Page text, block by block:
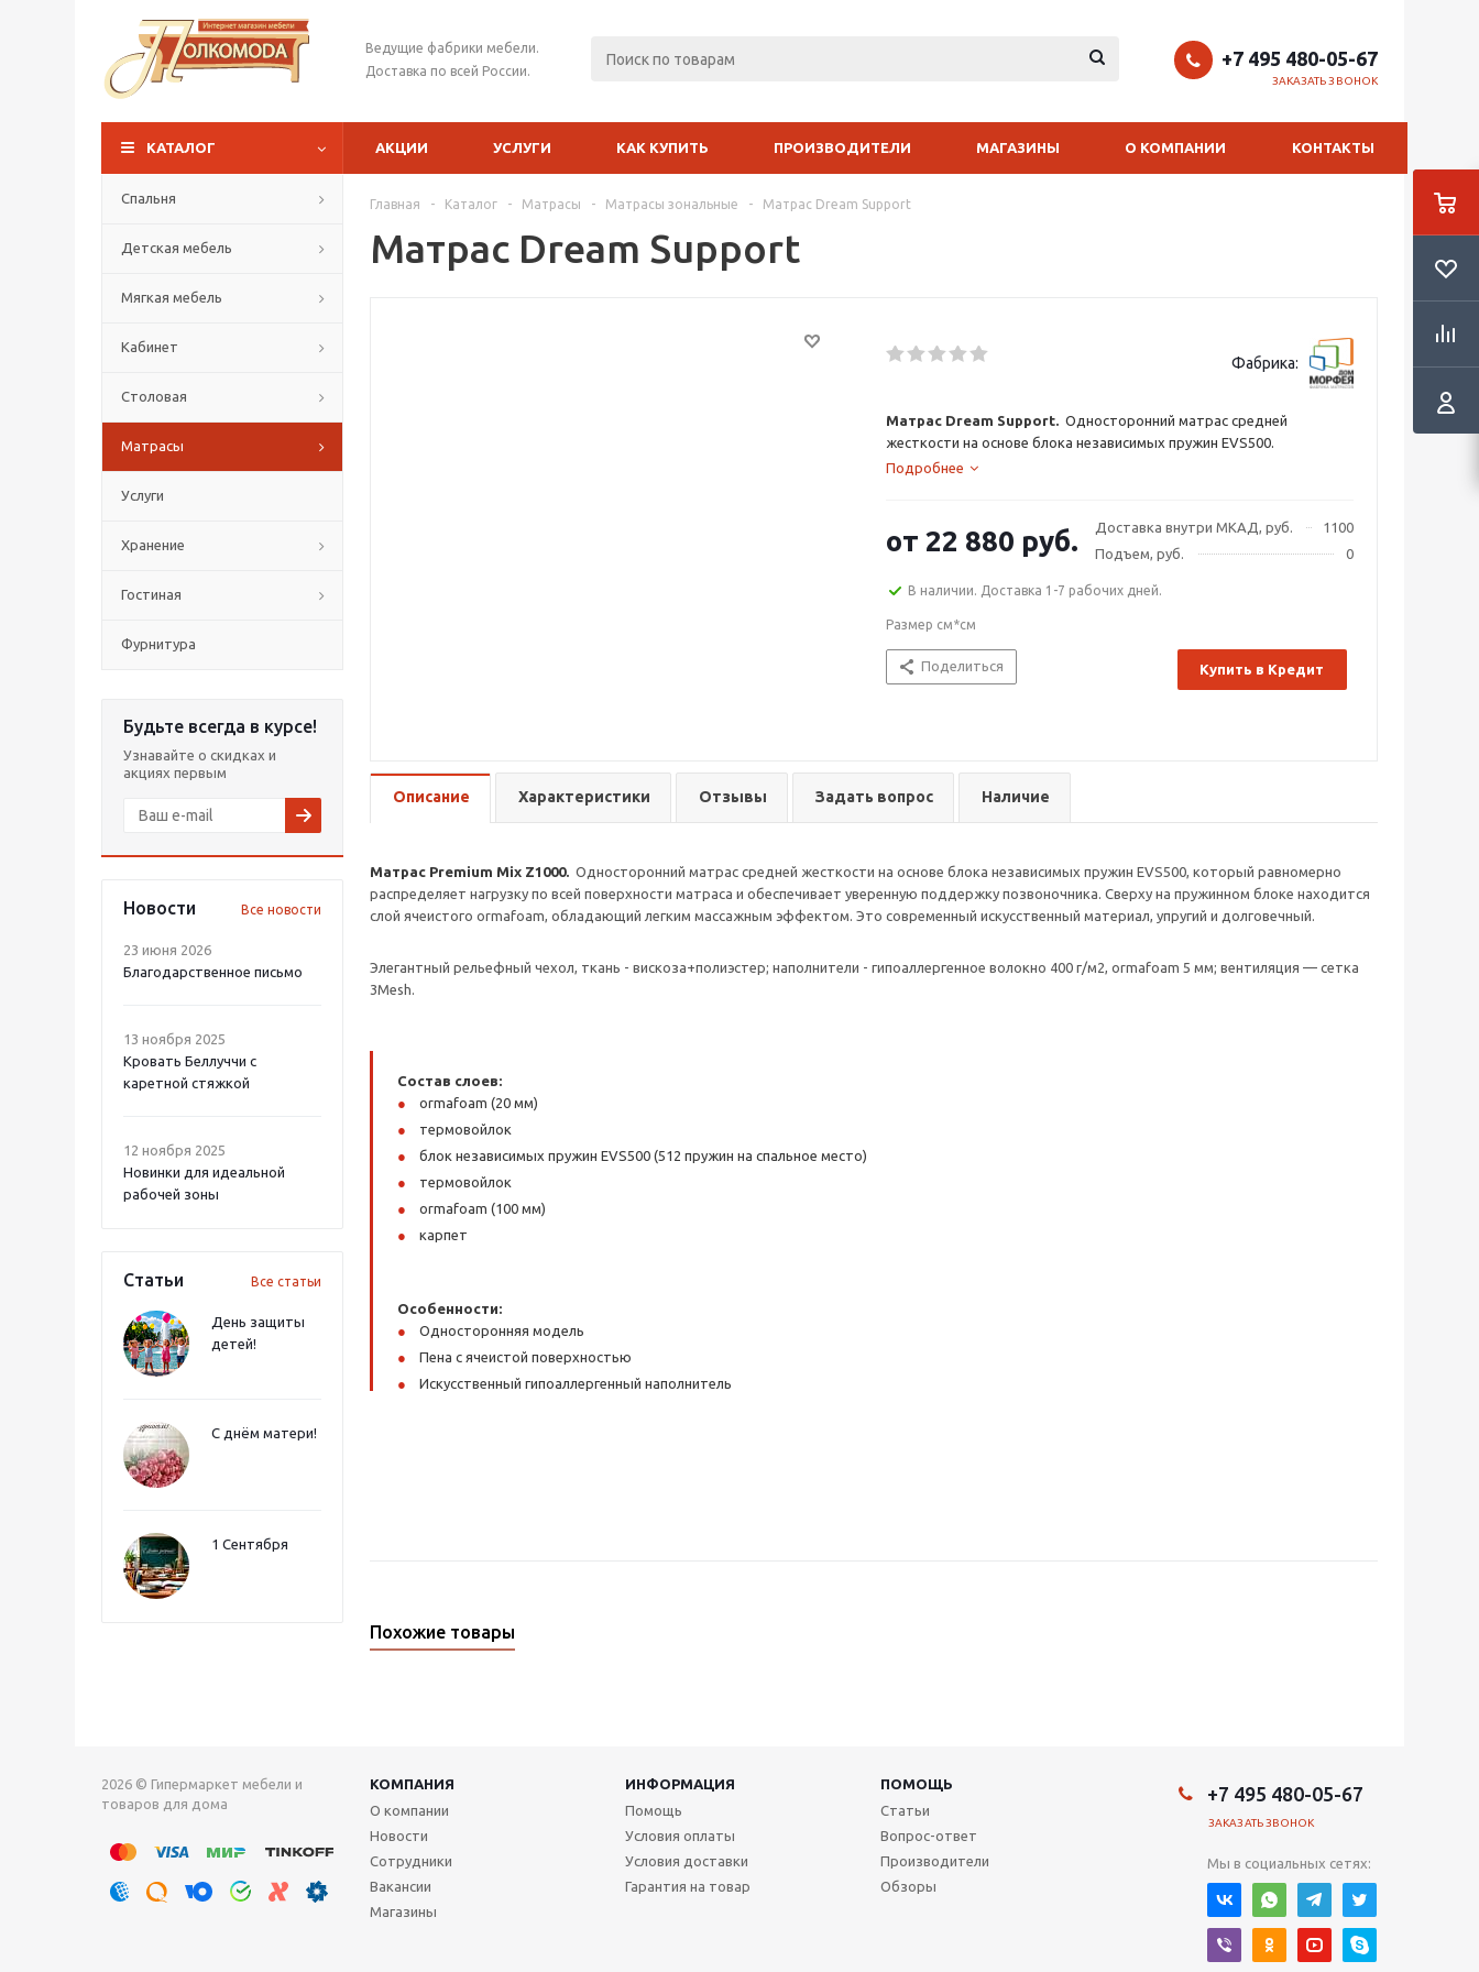
Ведущие фабрики мебели.
Доставка по всей России.
+7 495 480-05-67
ЗАКАЗАТЬ ЗВОНОК
КАТАЛОГ АКЦИИ УСЛУГИ КАК КУПИТЬ ПРОИЗВОДИТЕЛИ МАГАЗИНЫ О КОМПАНИИ КОНТАКТЫ
Спальня
Детская мебель
Мягкая мебель
Кабинет
Столовая
Матрасы
Услуги
Хранение
Гостиная
Фурнитура
Будьте всегда в курсе!
Узнавайте о скидках и
акциях первым
Новости Все новости
23 июня 2026
Благодарственное письмо
13 ноября 2025
Кровать Беллуччи с
каретной стяжкой
12 ноября 2025
Новинки для идеальной
рабочей зоны
Статьи Все статьи
День защиты
детей!
С днём матери!
1 Сентября
Главная - Каталог - Матрасы - Матрасы зональные - Матрас Dream Support
Матрас Dream Support
Фабрика:
Матрас Dream Support. Односторонний матрас средней
жесткости на основе блока независимых пружин EVS500.
Подробнее
Доставка внутри МКАД, руб.
1100
Подъем, руб.
0
от 22 880 руб.
В наличии. Доставка 1-7 рабочих дней.
Размер см*см
Поделиться Купить в Кредит
Описание Характеристики Отзывы Задать вопрос Наличие
Матрас Premium Mix Z1000. Односторонний матрас средней жесткости на основе блока независимых пружин EVS500, который равномерно
распределяет нагрузку по всей поверхности матраса и обеспечивает уверенную поддержку позвоночника. Сверху на пружинном блоке находится
слой ячеистого ormafoam, обладающий легким массажным эффектом. Это современный искусственный материал, упругий и долговечный.
Элегантный рельефный чехол, ткань - вискоза+полиэстер; наполнители - гипоаллергенное волокно 400 г/м2, ormafoam 5 мм; вентиляция — сетка
3Mesh.
Состав слоев:
ormafoam (20 мм)
термовойлок
блок независимых пружин EVS500 (512 пружин на спальное место)
термовойлок
ormafoam (100 мм)
карпет
Особенности:
Односторонняя модель
Пена с ячеистой поверхностью
Искусственный гипоаллергенный наполнитель
Похожие товары
2026 © Гипермаркет мебели и
товаров для дома
КОМПАНИЯ ИНФОРМАЦИЯ
ПОМОЩЬ
О компании
Новости
Сотрудники
Вакансии
Магазины
Помощь
Условия оплаты
Условия доставки
Гарантия на товар
Статьи
Вопрос-ответ
Производители
Обзоры
+7 495 480-05-67
ЗАКАЗАТЬ ЗВОНОК
Мы в социальных сетях: